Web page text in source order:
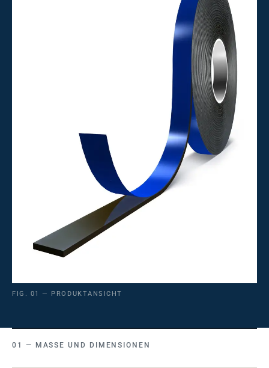
FIG. 01 — PRODUKTANSICHT
MASSE UND DIMENSIONEN